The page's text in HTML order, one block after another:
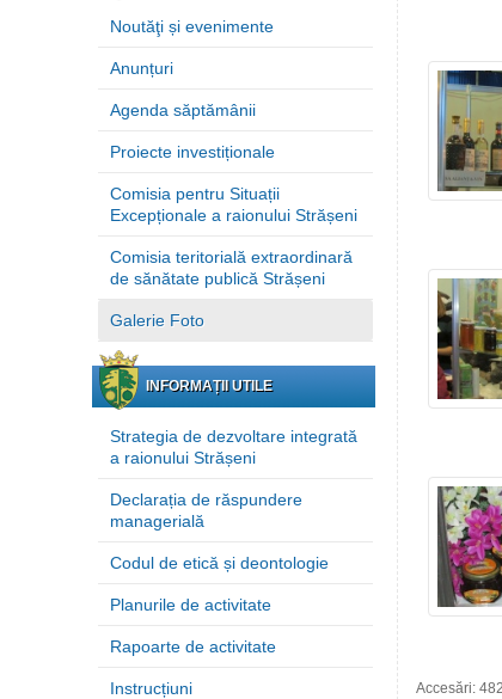
Noutăţi și evenimente
Anunțuri
Agenda săptămânii
Proiecte investiționale
Comisia pentru Situații
Excepționale a raionului Strășeni
Comisia teritorială extraordinară
de sănătate publică Strășeni
Galerie Foto
INFORMAȚII UTILE
Strategia de dezvoltare integrată
a raionului Strășeni
Declarația de răspundere
managerială
Codul de etică și deontologie
Planurile de activitate
Rapoarte de activitate
Instrucțiuni Accesări: